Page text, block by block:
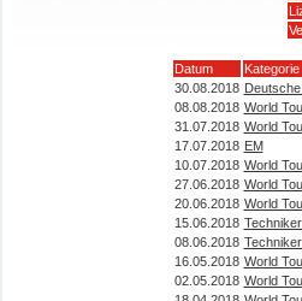
Datum
Kategorie
30.08.2018
08.08.2018 World
31.07.2018 World
17.07.2018 EM
10.07.2018 World
27.06.2018 World
20.06.2018 World
15.06.2018
08.06.2018
16.05.2018 World
02.05.2018 World